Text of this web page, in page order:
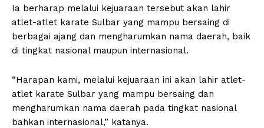
Ia berharap melalui kejuaraan tersebut akan lahir
atlet-atlet karate Sulbar yang mampu bersaing di
berbagai ajang dan mengharumkan nama daerah, baik
di tingkat nasional maupun internasional.
“Harapan kami, melalui kejuaraan ini akan lahir atlet-
atlet karate Sulbar yang mampu bersaing dan
mengharumkan nama daerah pada tingkat nasional
bahkan internasional,” katanya.